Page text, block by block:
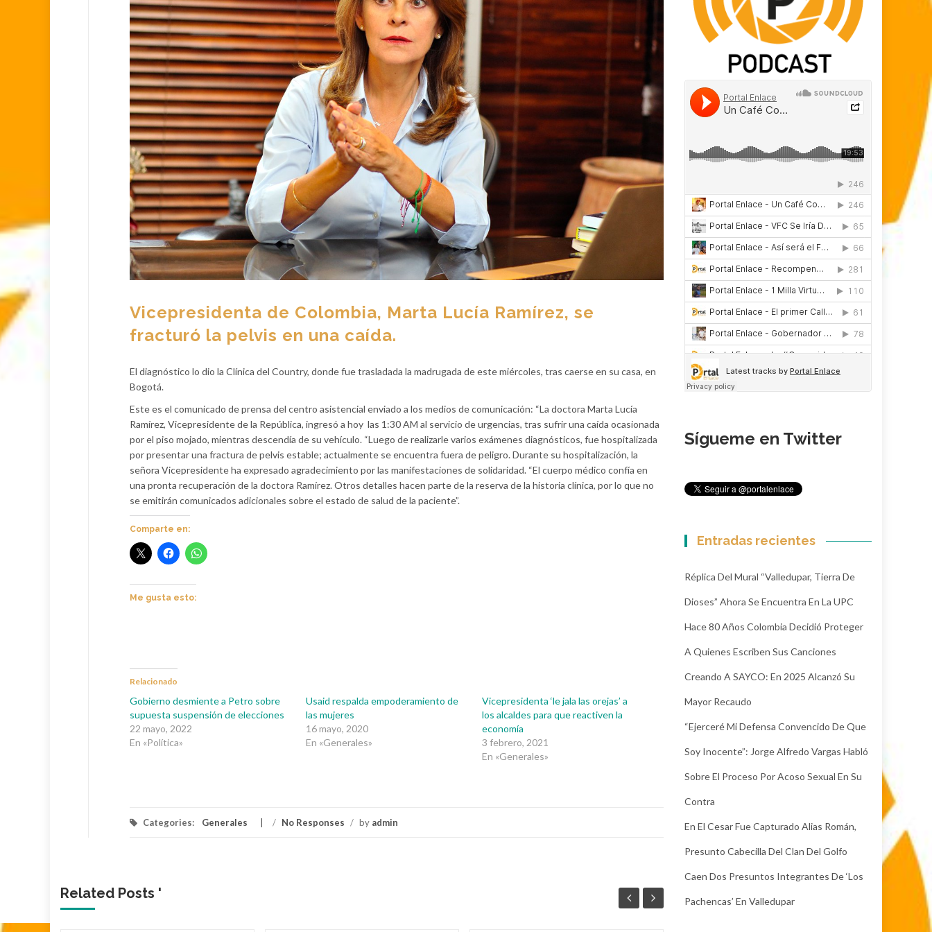
Vicepresidenta de Colombia, Marta Lucía Ramírez, se
fracturó la pelvis en una caída.
El diagnóstico lo dio la Clínica del Country, donde fue trasladada la madrugada de este miércoles, tras caerse en su casa, en
Bogotá.
Este es el comunicado de prensa del centro asistencial enviado a los medios de comunicación: “La doctora Marta Lucía
Ramírez, Vicepresidente de la República, ingresó a hoy las 1:30 AM al servicio de urgencias, tras sufrir una caída ocasionada
por el piso mojado, mientras descendía de su vehículo. “Luego de realizarle varios exámenes diagnósticos, fue hospitalizada
por presentar una fractura de pelvis estable; actualmente se encuentra fuera de peligro. Durante su hospitalización, la
señora Vicepresidente ha expresado agradecimiento por las manifestaciones de solidaridad. “El cuerpo médico confía en
una pronta recuperación de la doctora Ramírez. Otros detalles hacen parte de la reserva de la historia clínica, por lo que no
se emitirán comunicados adicionales sobre el estado de salud de la paciente”.
Comparte en:
Me gusta esto:
Relacionado
Gobierno desmiente a Petro sobre
supuesta suspensión de elecciones
22 mayo, 2022
En «Política»
Usaid respalda empoderamiento de
las mujeres
16 mayo, 2020
En «Generales»
Vicepresidenta ‘le jala las orejas’ a
los alcaldes para que reactiven la
economía
3 febrero, 2021
En «Generales»
Categories: Generales / No Responses / by admin
Related Posts '
Sígueme en Twitter
Entradas recientes
Réplica Del Mural “Valledupar, Tierra De
Dioses” Ahora Se Encuentra En La UPC
Hace 80 Años Colombia Decidió Proteger
A Quienes Escriben Sus Canciones
Creando A SAYCO: En 2025 Alcanzó Su
Mayor Recaudo
“Ejerceré Mi Defensa Convencido De Que
Soy Inocente”: Jorge Alfredo Vargas Habló
Sobre El Proceso Por Acoso Sexual En Su
Contra
En El Cesar Fue Capturado Alias Román,
Presunto Cabecilla Del Clan Del Golfo
Caen Dos Presuntos Integrantes De ‘Los
Pachencas’ En Valledupar